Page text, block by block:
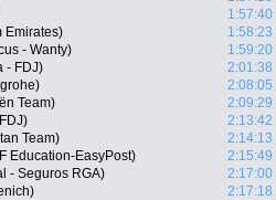
1:57:40
Emirates)
1:58:23
- Wanty)
1:59:20
- FDJ)
2:01:38
2:08:05
Team)
2:09:29
2:13:42
Team)
2:14:13
Education-EasyPost)
2:15:49
- Seguros RGA)
2:17:00
2:17:18